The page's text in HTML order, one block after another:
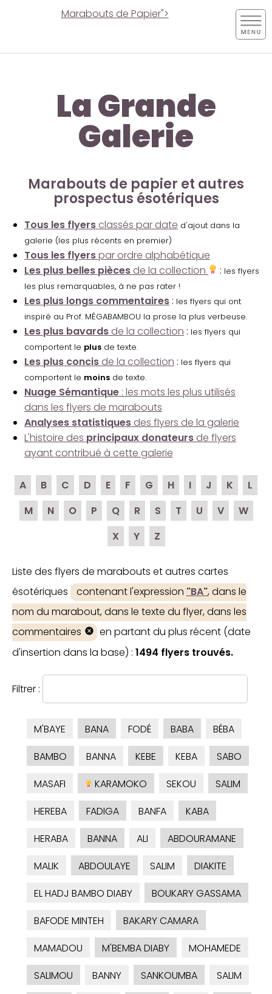
Marabouts de Papier">
La Grande
Galerie
Marabouts de papier et autres
prospectus ésotériques
Tous les flyers classés par date d'ajout dans la
galerie (les plus récents en premier)
Tous les flyerspar ordre alphabétique
Les plus belles pièces de la collection : les flyers
les plus remarquables, à ne pas rater !
Les plus longs commentaires : les flyers qui ont
inspiré au Prof. MÉGABAMBOU la prose la plus verbeuse.
Les plus bavards de la collection : les flyers qui
comportent le plus de texte.
Les plus concis de la collection : les flyers qui
comportent le moins de texte.
Nuage Sémantique : les mots les plus utilisés
dans les flyers de marabouts
Analyses statistiques des flyers de la galerie
L'histoire des principaux donateurs de flyers
ayant contribué à cette galerie
A B C D E F G H I J K
L
M
N O P Q R S T U V
W
X
Y Z
Liste des flyers de marabouts et autres cartes
ésotériques
contenant l'expression "BA", dans le
nom du marabout, dans le texte du flyer, dans les
commentaires
en partant du plus récent (date
d'insertion dans la base) : 1494 flyers trouvés.
Filtrer :
M'BAYE BANA FODÉ BABA
BÉBA
BAMBO
BANNA KEBE KEBA
SABO
MASAFI
KARAMOKO SEKOU
SALIM
HEREBA
FADIGA BANFA
KABA
HERABA
BANNA ALI
ABDOURAMANE
MALIK
ABDOULAYE SALIM
DIAKITE
EL HADJ BAMBO DIABY
BOUKARY GASSAMA
BAFODE MINTEH
BAKARY CAMARA
MAMADOU
M'BEMBA DIABY
MOHAMEDE
SALIMOU
BANNY SANKOUMBA
SALIM